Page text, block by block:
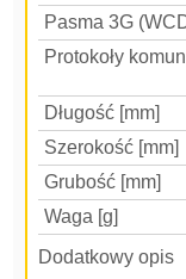
Pasma 3G
Protokoły
Długość [mm]
Szerokość [mm]
Grubość [mm]
Waga [g]
Dodatkowy opis